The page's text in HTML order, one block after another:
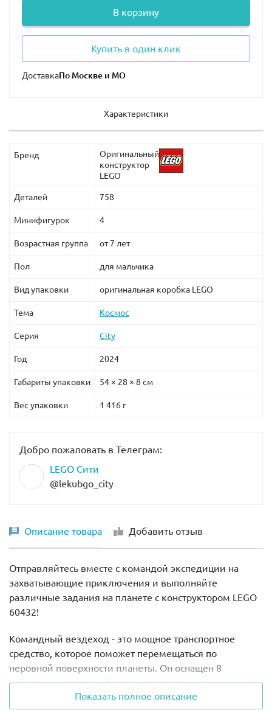
В корзину
Купить в один клик
Доставка
Характеристики
Бренд
Оригинальный
конструктор
LEGO
Деталей 758
Минифигурок 4
Возрастная группа от 7 лет
Пол для мальчика
Вид упаковки оригинальная коробка LEGO
Тема Космос
Серия City
Год 2024
Габариты упаковки 54 × 28 × 8 см
Вес упаковки 1 416 г
Добро пожаловать в Телеграм:
LEGO Сити
@lekubgo_city
Описание товара Добавить отзыв
Отправляйтесь вместе с командой экспедиции на
захватывающие приключения и выполняйте
различные задания на планете с конструктором LEGO
60432!
Командный вездеход - это мощное транспортное
средство, которое поможет перемещаться по
неровной поверхности планеты. Он оснащен 8
колесами, которые обеспечивают отличную
проходимость, позволяя достичь самых отдаленных
Показать полное описание